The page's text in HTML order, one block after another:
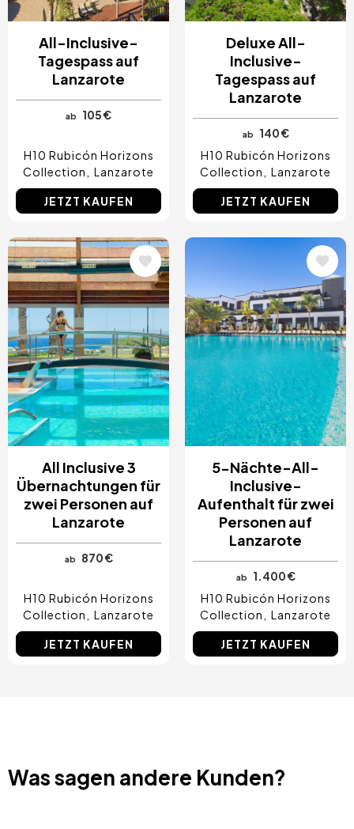
All-Inclusive-
Tagespass auf
Lanzarote
ab 105 €
H10 Rubicón Horizons
Collection
Lanzarote
JETZT KAUFEN
Deluxe All-
Inclusive-
Tagespass auf
Lanzarote
ab
140 €
H10 Rubicón Horizons
Collection
Lanzarote
JETZT KAUFEN
Bild
All Inclusive 3
Übernachtungen für
zwei Personen auf
Lanzarote
ab 870 €
H10 Rubicón Horizons
Collection
Lanzarote
JETZT KAUFEN
Bild
5-Nächte-All-
Inclusive-
Aufenthalt für zwei
Personen auf
Lanzarote
ab
1.400 €
H10 Rubicón Horizons
Collection
Lanzarote
JETZT KAUFEN
Was sagen andere Kunden?